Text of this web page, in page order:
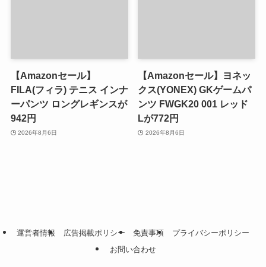
【Amazonセール】
FILA(フィラ) テニス インナ
ーパンツ ロングレギンスが
942円
2026年8月6日
【Amazonセール】ヨネッ
クス(YONEX) GKゲームパ
ンツ FWGK20 001 レッド
Lが772円
2026年8月6日
運営者情報 広告掲載ポリシー 免責事項
プライバシーポリシー
お問い合わせ